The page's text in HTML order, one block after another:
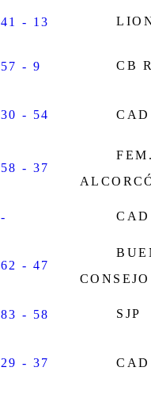
41 - 13
57 - 9 CB
30 - 54
58 - 37
-
62 - 47
CONSEJO
83 - 58 SJP
29 - 37